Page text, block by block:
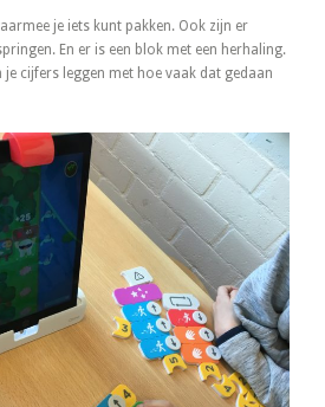
je iets kunt pakken. Ook zijn er
En er is een blok met een herhaling.
je cijfers leggen met hoe vaak dat gedaan